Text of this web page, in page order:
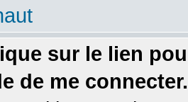
sur le lien
de me connecter.